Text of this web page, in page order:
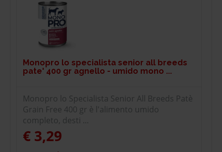
Monopro lo specialista senior all breeds
pate' 400 gr agnello - umido mono ...
Monopro lo Specialista Senior All Breeds Patè
Grain Free 400 gr è l'alimento umido
completo, desti ...
€ 3,29